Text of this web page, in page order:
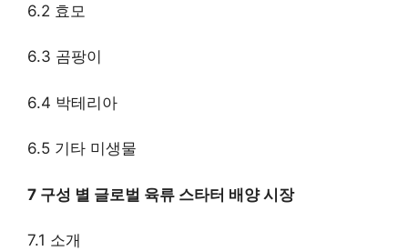
6.2 효모
6.3 곰팡이
6.4 박테리아
6.5 기타 미생물
7 구성 별 글로벌 육류 스타터 배양 시장
7.1 소개